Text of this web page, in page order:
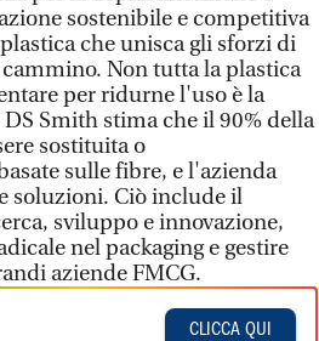
sostenibile e competitiva
che unisca gli sforzi di
Non tutta la plastica
per ridurne l'uso è la
Smith stima che il 90% della
sostituita o
sulle fibre, e l'azienda
soluzioni. Ciò include il
sviluppo e innovazione,
nel packaging e gestire
aziende FMCG.
CLICCA QUI